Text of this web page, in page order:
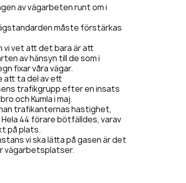
av vägarbeten runt om i
måste förstärkas
vi vet att det bara är att
av hänsyn till de som i
fixar våra vägar.
att ta del av ett
trafikgrupp efter en insats
och Kumla i maj.
trafikanternas hastighet,
44 förare bötfälldes, varav
på plats.
vi ska lätta på gasen är det
vägarbetsplatser.